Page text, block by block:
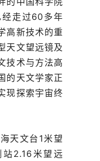
走过60多年
高新技术的重
天文望远镜及
技术与方法高
的天文学家正
现探索宇宙终
天文台1米望
2.16米望远